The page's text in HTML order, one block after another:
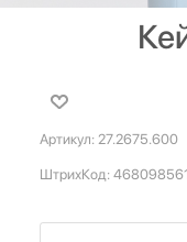
Артикул: 27.2675.600
ШтрихКод: